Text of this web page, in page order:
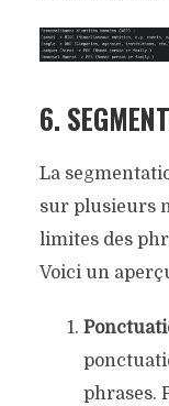
6.
La
sur plusieurs
limites des
Voici un
phrases.